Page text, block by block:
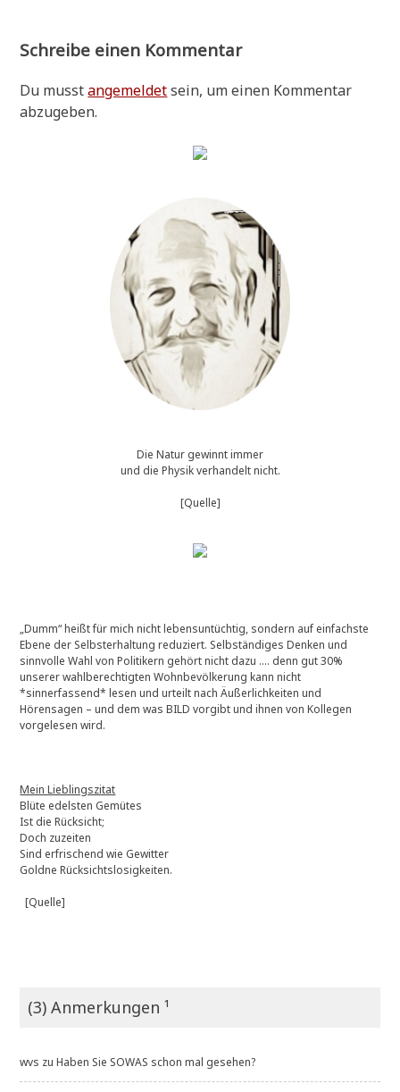
Schreibe einen Kommentar
Du musstangemeldetsein, um einen Kommentar
abzugeben.
Die Natur gewinnt immer
und die Physik verhandelt nicht.
[Quelle]
„Dumm“ heißt für mich nicht lebensuntüchtig, sondern auf einfachste
Ebene der Selbsterhaltung reduziert. Selbständiges Denken und
sinnvolle Wahl von Politikern gehört nicht dazu …. denn gut 30%
unserer wahlberechtigten Wohnbevölkerung kann nicht
*sinnerfassend* lesen und urteilt nach Äußerlichkeiten und
Hörensagen – und dem was BILD vorgibt und ihnen von Kollegen
vorgelesen wird.
Mein Lieblingszitat
Blüte edelsten Gemütes
Ist die Rücksicht;
Doch zuzeiten
Sind erfrischend wie Gewitter
Goldne Rücksichtslosigkeiten.
[Quelle]
(3) Anmerkungen ¹
wvs zuHaben Sie SOWAS schon mal gesehen?